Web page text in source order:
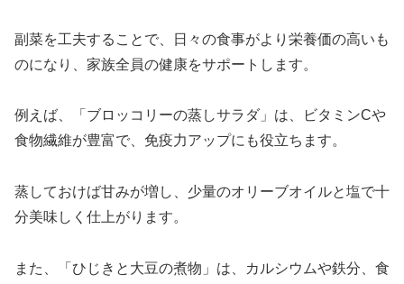
副菜を工夫することで、日々の食事がより栄養価の高いも
のになり、家族全員の健康をサポートします。
例えば、「ブロッコリーの蒸しサラダ」は、ビタミンCや
食物繊維が豊富で、免疫力アップにも役立ちます。
蒸しておけば甘みが増し、少量のオリーブオイルと塩で十
分美味しく仕上がります。
また、「ひじきと大豆の煮物」は、カルシウムや鉄分、食